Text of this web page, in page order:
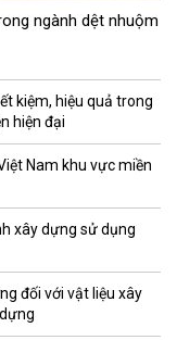
ngành dệt nhuộm
kiệm, hiệu quả trong
hiện đại
Nam khu vực miền
xây dựng sử dụng
đối với vật liệu xây